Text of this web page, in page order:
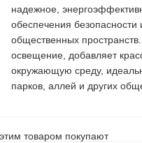
надежное,
обеспечения безопасности
общественных
освещение, добавляет
окружающую среду,
парков, аллей и других
товаром покупают